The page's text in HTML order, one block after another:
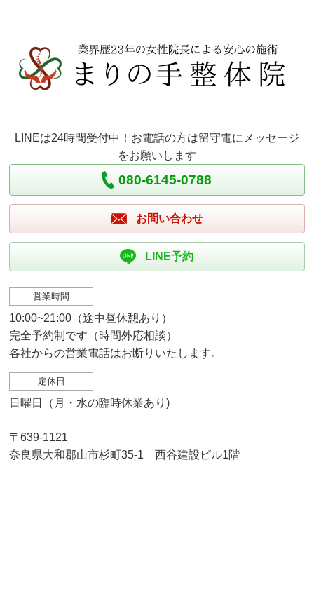
LINEは24時間受付中！お電話の方は留守電にメッセージ
をお願いします
080-6145-0788
お問い合わせ
LINE予約
営業時間
10:00~21:00（途中昼休憩あり）
完全予約制です（時間外応相談）
各社からの営業電話はお断りいたします。
定休日
日曜日（月・水の臨時休業あり)
〒639-1121
奈良県大和郡山市杉町35-1 西谷建設ビル1階